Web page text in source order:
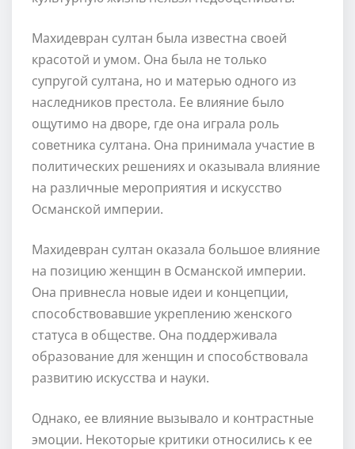
Махидевран султан была известна своей
красотой и умом. Она была не только
супругой султана, но и матерью одного из
наследников престола. Ее влияние было
ощутимо на дворе, где она играла роль
советника султана. Она принимала участие в
политических решениях и оказывала влияние
на различные мероприятия и искусство
Османской империи.
Махидевран султан оказала большое влияние
на позицию женщин в Османской империи.
Она привнесла новые идеи и концепции,
способствовавшие укреплению женского
статуса в обществе. Она поддерживала
образование для женщин и способствовала
развитию искусства и науки.
Однако, ее влияние вызывало и контрастные
эмоции. Некоторые критики относились к ее